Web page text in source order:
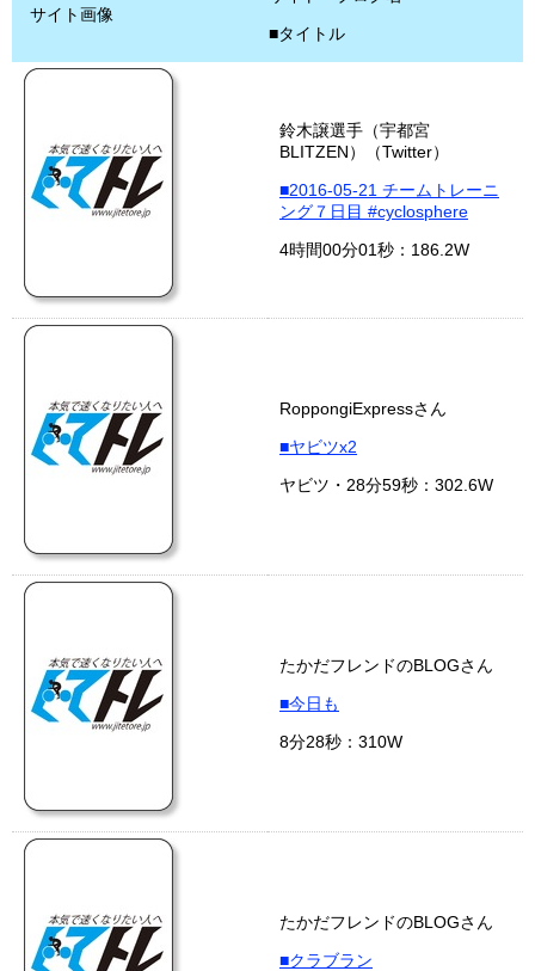
サイト画像
■タイトル
鈴木譲選手（宇都宮
BLITZEN）（Twitter）
■2016-05-21 チームトレーニ
ング７日目 #cyclosphere
4時間00分01秒：186.2W
RoppongiExpressさん
■ヤビツx2
ヤビツ・28分59秒：302.6W
たかだフレンドのBLOGさん
■今日も
8分28秒：310W
たかだフレンドのBLOGさん
■クラブラン